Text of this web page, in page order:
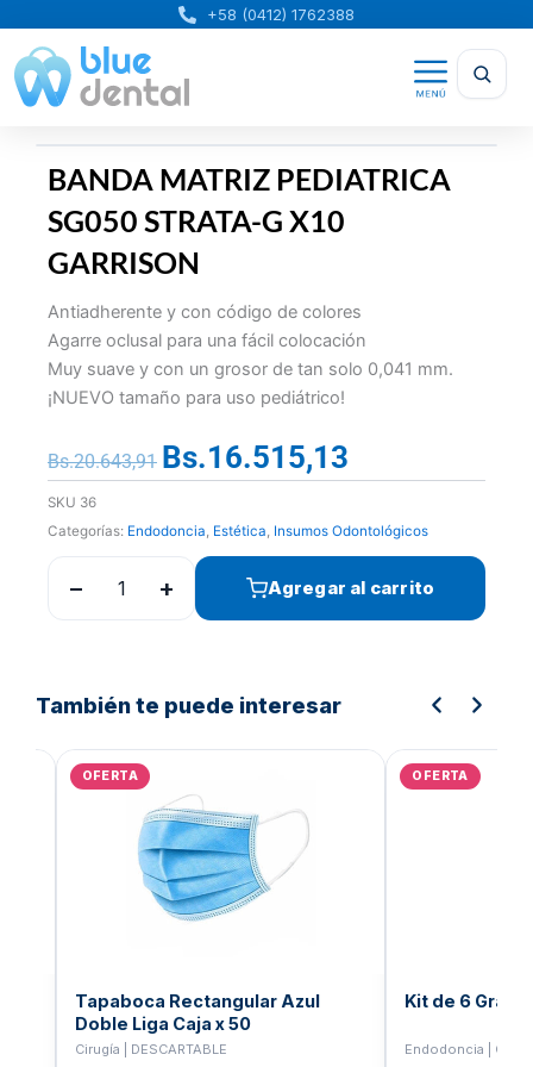
contenido
+58 (0412) 1762388
BANDA MATRIZ PEDIATRICA
SG050 STRATA-G X10
GARRISON
Antiadherente y con código de colores
Agarre oclusal para una fácil colocación
Muy suave y con un grosor de tan solo 0,041 mm.
¡NUEVO tamaño para uso pediátrico!
Bs.20.643,91 El
precio
era:
Bs.20.643,91.
Bs.16.515,13
precio
es:
SKU 36
Categorías: Endodoncia, Estética, Insumos Odontológicos
− + Agregar al carrito
También te puede interesar
era:
Bs.2.293,77.
Bs.1.835,01.
OFERTA
Tapaboca Rectangular Azul
Doble Liga Caja x 50
Cirugía | DESCARTABLE
OFERTA
Kit de 6
Endodoncia |